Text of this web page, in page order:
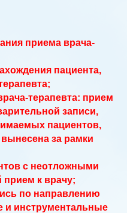
приема врача-
пациента,
терапевта: прием
записи,
пациентов,
за рамки
с неотложными
к врачу;
по направлению
и инструментальные